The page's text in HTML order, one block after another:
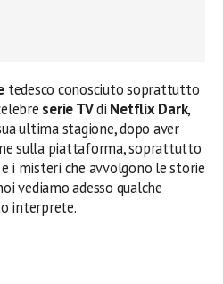
tedesco conosciuto soprattutto
serie TVdi Netflix Dark,
ultima stagione, dopo aver
sulla piattaforma, soprattutto
i misteri che avvolgono le storie
vediamo adesso qualche
interprete.